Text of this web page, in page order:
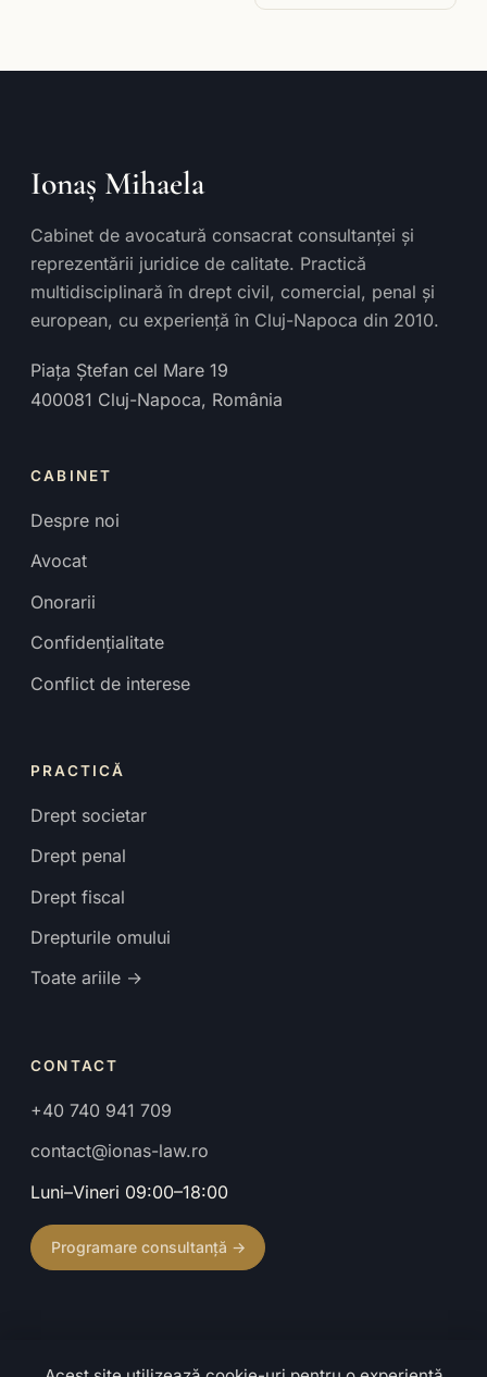
Ionaș Mihaela
Cabinet de avocatură consacrat consultanței și
reprezentării juridice de calitate. Practică
multidisciplinară în drept civil, comercial, penal și
european, cu experiență în Cluj-Napoca din 2010.
Piața Ștefan cel Mare 19
400081 Cluj-Napoca, România
CABINET
Despre noi
Avocat
Onorarii
Confidențialitate
Conflict de interese
PRACTICĂ
Drept societar
Drept penal
Drept fiscal
Drepturile omului
Toate ariile →
CONTACT
+40 740 941 709
contact@ionas-law.ro
Luni–Vineri 09:00–18:00
Programare consultanță →